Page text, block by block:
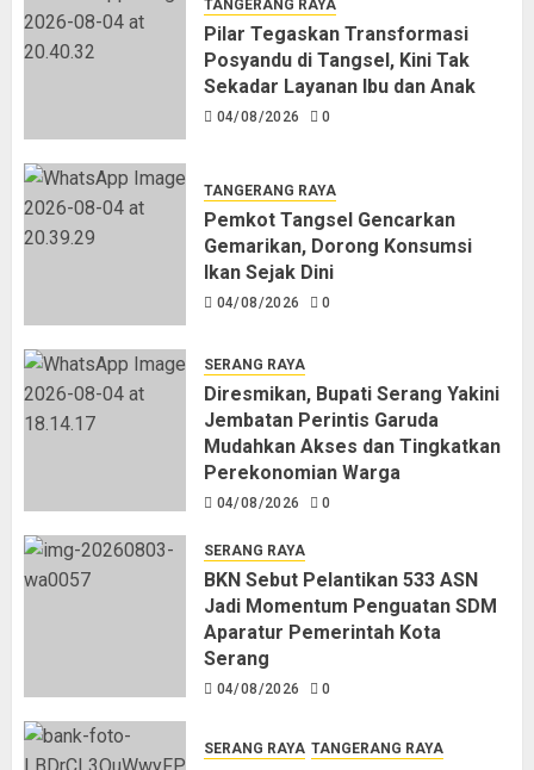
3
Pemkot Tangsel Gencarkan
Gemarikan, Dorong Konsumsi
Ikan Sejak Dini
4
Diresmikan, Bupati Serang Yakini
Jembatan Perintis Garuda
Mudahkan Akses dan Tingkatkan
04/08/2026
5
BKN Sebut Pelantikan 533 ASN
Jadi Momentum Penguatan SDM
Aparatur Pemerintah Kota
Serang
04/08/2026
TANGERANG RAYA
Pilar Tegaskan Transformasi
Posyandu di Tangsel, Kini Tak
Sekadar Layanan Ibu dan Anak
04/08/2026 0
TANGERANG RAYA
Pemkot Tangsel Gencarkan
Gemarikan, Dorong Konsumsi
Ikan Sejak Dini
04/08/2026 0
SERANG RAYA
Diresmikan, Bupati Serang Yakini
Jembatan Perintis Garuda
Mudahkan Akses dan Tingkatkan
Perekonomian Warga
04/08/2026 0
SERANG RAYA
BKN Sebut Pelantikan 533 ASN
Jadi Momentum Penguatan SDM
Aparatur Pemerintah Kota
Serang
04/08/2026 0
SERANG RAYA TANGERANG RAYA